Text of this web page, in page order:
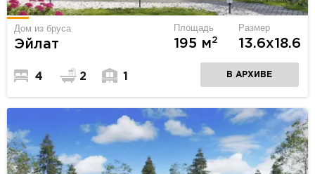
Дом из бруса
Эйлат
Площадь
195 м2
Размер
13.6х18.6
4 2 1 В АРХИВЕ